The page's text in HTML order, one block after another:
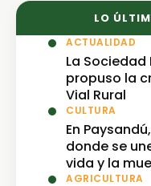
LO
ACTUALIDAD
La Sociedad
propuso la
Vial Rural
CULTURA
En
donde se
vida y la
AGRICULTURA